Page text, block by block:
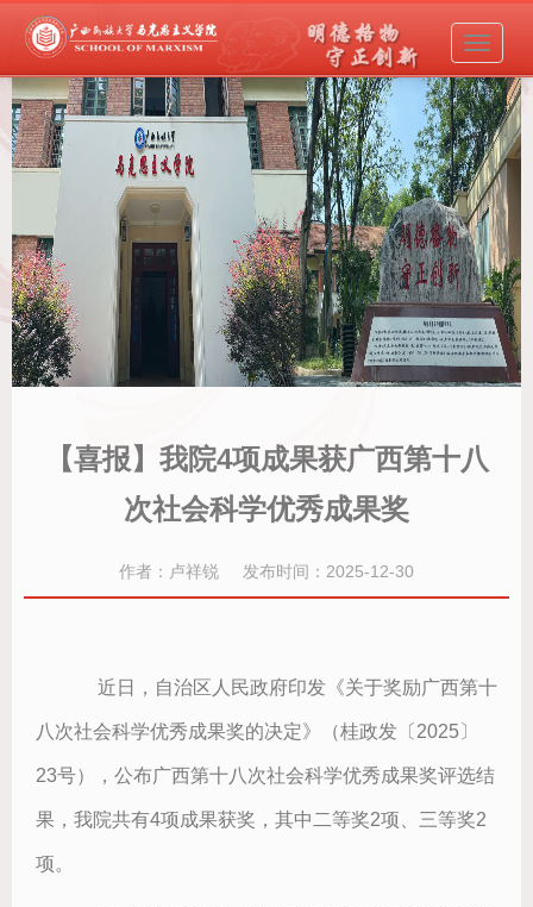
导
航
菜
单
【喜报】我院4项成果获广西第十八
次社会科学优秀成果奖
作者：卢祥锐 发布时间：2025-12-30
近日 ， 自治区人民政府印发 《关于奖励广西第十
八次社会科学优秀成果奖的决定》（桂政发 〔 2025〕
23号）， 公布广西第十八次社会科学优秀成果奖评选结
果 ， 我院共有4项成果获奖 ， 其中二等奖2项 三等奖2
项。